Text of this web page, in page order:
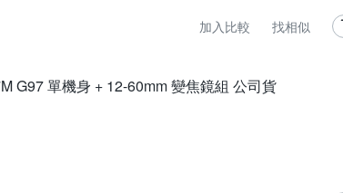
加入比較 找相似
G97 單機身 + 12-60mm 變焦鏡組 公司貨